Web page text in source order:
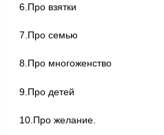
6.Про взятки
7.Про семью
8.Про многоженство
9.Про детей
10.Про желание.